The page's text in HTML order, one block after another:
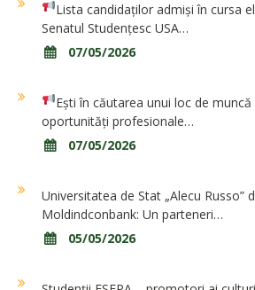
Lista candidaților admiși în cursa
Senatul Studențesc USA…
07/05/2026
Ești în căutarea unui loc de
oportunități profesionale…
07/05/2026
Universitatea de Stat „Alecu Russo”
Moldindconbank: Un parteneri…
05/05/2026